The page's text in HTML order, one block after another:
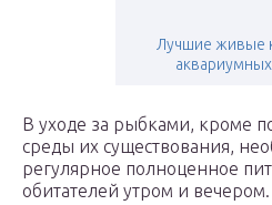
Лучшие живые
В уходе за рыбками, кроме
среды их существования,
регулярное полноценное
обитателей утром и